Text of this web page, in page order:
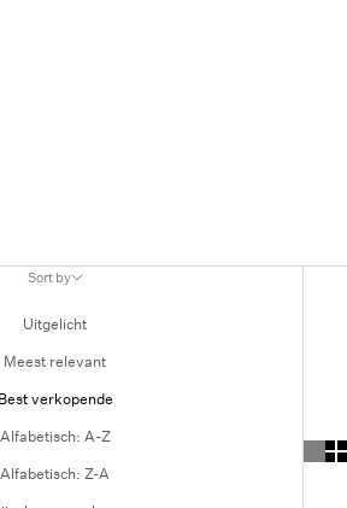
Sort by
Uitgelicht
Meest relevant
Best verkopende
Alfabetisch: A-Z
Alfabetisch: Z-A